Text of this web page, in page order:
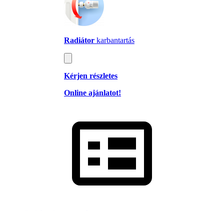
Radiátor karbantartás
Kérjen részletes
Online ajánlatot!